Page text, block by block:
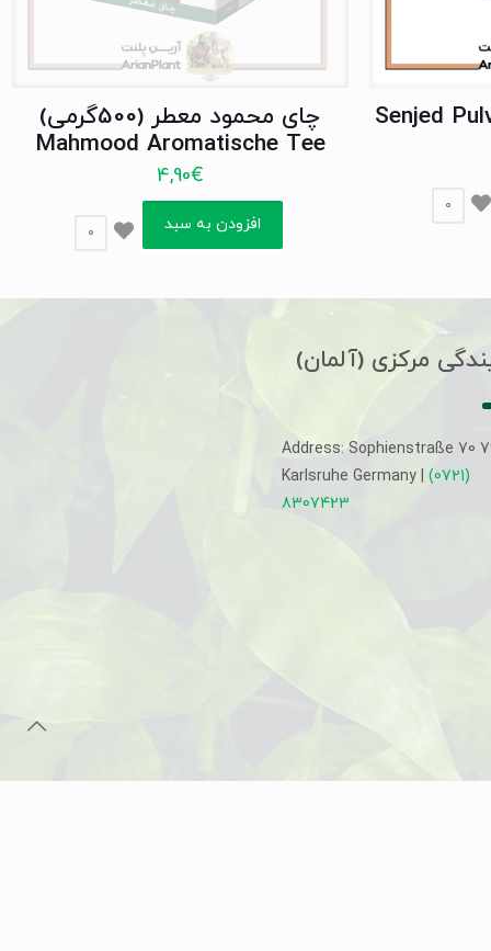
0
چای محمود معطر (500گرمی)
Mahmood Aromatische Tee
4,90€
افزودن به سبد 0
مرکزی (آلمان)
Address: Sophienstraße 70
Karlsruhe Germany | (0721)
8307423